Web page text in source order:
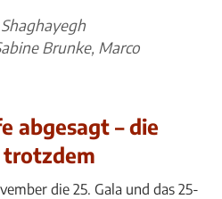
Brunke, Marco
abgesagt – die
trotzdem
die 25. Gala und das 25-